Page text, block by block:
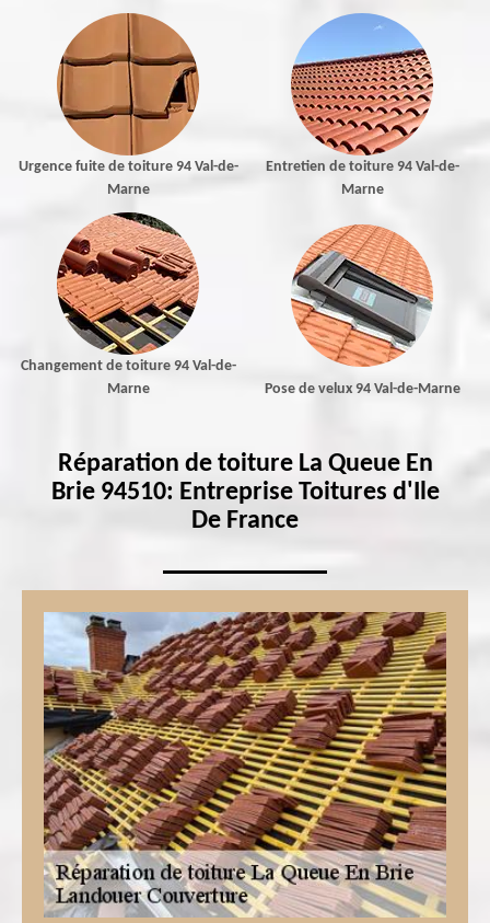
Urgence fuite de toiture 94 Val-de-
Marne
Entretien de toiture 94 Val-de-
Marne
Changement de toiture 94 Val-de-
Marne
Pose de velux 94 Val-de-Marne
Réparation de toiture La Queue En
Brie 94510: Entreprise Toitures d'Ile
De France